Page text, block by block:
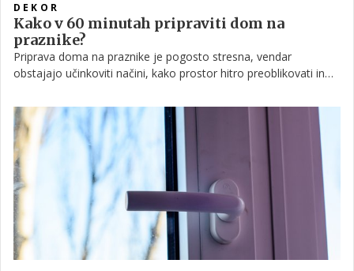
DEKOR
Kako v 60 minutah pripraviti dom na
praznike?
Priprava doma na praznike je pogosto stresna, vendar
obstajajo učinkoviti načini, kako prostor hitro preoblikovati in